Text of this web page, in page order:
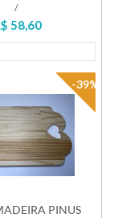
/
58,60
-39%
PINUS